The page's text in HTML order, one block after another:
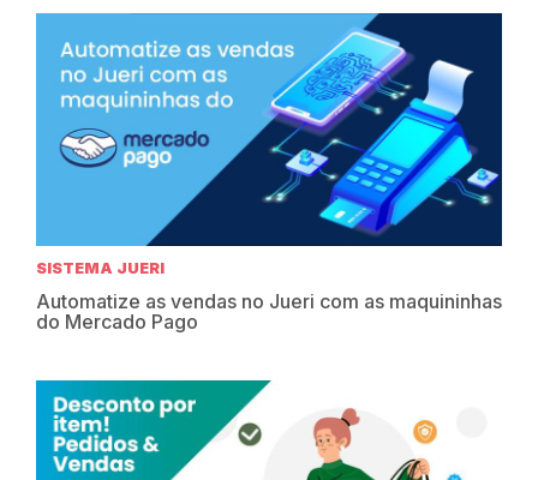
SISTEMA JUERI
Automatize as vendas no Jueri com as maquininhas
do Mercado Pago